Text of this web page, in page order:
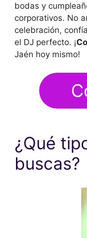
bodas y
corporativos. No
celebración,
el DJ perfecto. ¡
Jaén hoy mismo!
¿Qué
buscas?